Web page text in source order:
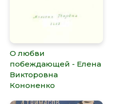
О любви
побеждающей - Елена
Викторовна
Кононенко